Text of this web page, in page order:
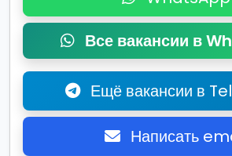
Все вакансии в
Ещё вакансии в
Написать